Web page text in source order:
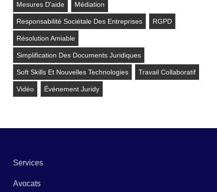
Mesures D'aide Médiation
Responsabilité Sociétale Des Entreprises RGPD
Résolution Amiable
Simplification Des Documents Juridiques
Soft Skills Et Nouvelles Technologies Travail Collaboratif
Vidéo Événement Juridy
Services
Avocats